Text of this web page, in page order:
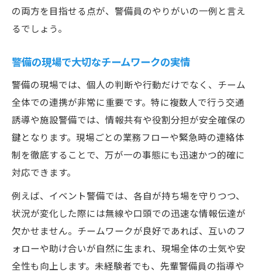
の両方を目指せる点が、警備員のやりがいの一例と言え
るでしょう。
警備の現場で大切なチームワークの実情
警備の現場では、個人の判断や行動だけでなく、チーム
全体での連携が非常に重要です。特に複数人で行う交通
誘導や施設警備では、情報共有や役割分担が安全確保の
鍵となります。現場ごとの業務フローや緊急時の連絡体
制を徹底することで、万が一の事態にも迅速かつ的確に
対応できます。
例えば、イベント警備では、各自が持ち場を守りつつ、
状況が変化した際には無線や口頭での迅速な情報伝達が
欠かせません。チームワークが良好であれば、互いのフ
ォローや助け合いが自然に生まれ、現場全体の士気や安
全性も向上します。未経験者でも、先輩警備員の指導や